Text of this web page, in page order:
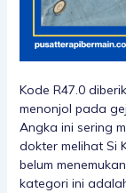
Kode R47.0
menonjol pada
Angka ini sering
dokter melihat Si
belum
kategori ini